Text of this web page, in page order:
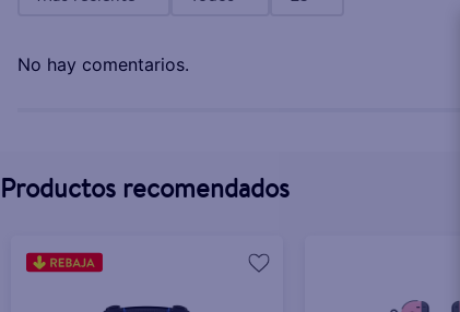
No hay comentarios.
Productos recomendados